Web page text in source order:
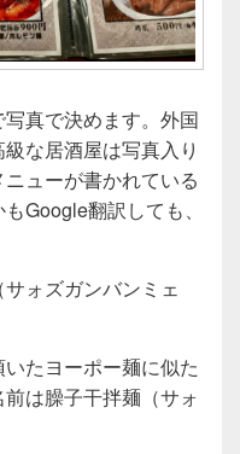
真で決めます。外国
な居酒屋は写真入り
ューが書かれている
Google翻訳しても、
ォズガンバンミェ
たヨーポー麺に似た
は臊子干拌麺（サォ